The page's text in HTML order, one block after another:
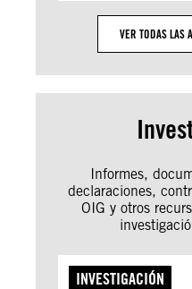
VER TODAS LAS
Informes,
declaraciones,
OIG y otros
INVESTIGACIÓN